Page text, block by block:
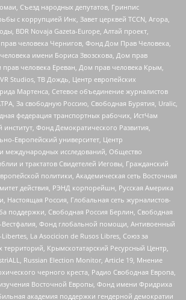
Съезд народных депутатов, Гринпис
с коррупцией Инк, Завет церквей TCCN, Агора,
BDR Novaja Gazeta-Europe, Алтай проект,
человека Чернигов, Фонд Дом Прав Человека,
имени Бориса Звозскова, Дом прав
человека Ереван, Дом прав человека Крым,
Studios, ТВ Дождь, Центр европейских
Мартенса, Сетевое объединение журналистов
За свободную Россию, Свободная Бурятия, Uralic,
федерация транспортных рабочих, ИстЧам
Фонд Демократического Развития,
Европейский университет, Центр
международных исследований, Общество
и трактатов Свидетелей Иеговы, Гражданский
политики, Академическая сеть Восточная
действия, РЭНД корпорейшн, Русская Америка
Настоящая Россия, Глобальная сеть журналистов-
поддержки, Свободная Россия Берлин, Свободная
Вестфалия, Фонд глобальной помощи, Антивоенный
La Asocicion de Rusos Libres, Союз за
Крымскотатарский Ресурсный Центр,
Russian Election Monitor, Article 19, Мнение
черного креста, Радио Свободная Европа,
Восточной Европы, Фонд имени Фридриха
академия поддержки гендерной демократии